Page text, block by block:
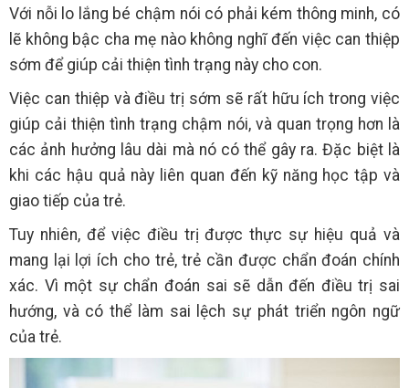
Với nỗi lo lắng bé chậm nói có phải kém thông minh, có
lẽ không bậc cha mẹ nào không nghĩ đến việc can thiệp
sớm để giúp cải thiện tình trạng này cho con.
Việc can thiệp và điều trị sớm sẽ rất hữu ích trong việc
giúp cải thiện tình trạng chậm nói, và quan trọng hơn là
các ảnh hưởng lâu dài mà nó có thể gây ra. Đặc biệt là
khi các hậu quả này liên quan đến kỹ năng học tập và
giao tiếp của trẻ.
Tuy nhiên, để việc điều trị được thực sự hiệu quả và
mang lại lợi ích cho trẻ, trẻ cần được chẩn đoán chính
xác. Vì một sự chẩn đoán sai sẽ dẫn đến điều trị sai
hướng, và có thể làm sai lệch sự phát triển ngôn ngữ
của trẻ.